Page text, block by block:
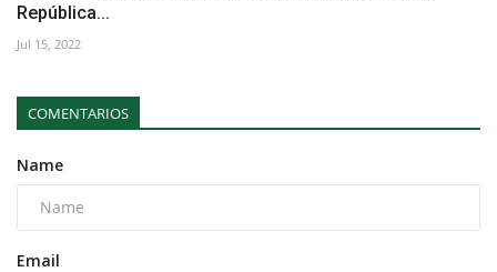
República...
Jul 15, 2022
COMENTARIOS
Name
Email